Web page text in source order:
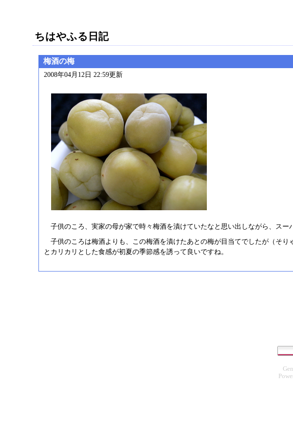
ちはやふる日記
梅酒の梅
2008年04月12日 22:59更新
子供のころ、実家の母が家で時々梅酒を漬けていたなと思い出しながら、スー
子供のころは梅酒よりも、この梅酒を漬けたあとの梅が目当てでしたが（そ
とカリカリとした食感が初夏の季節感を誘って良いですね。